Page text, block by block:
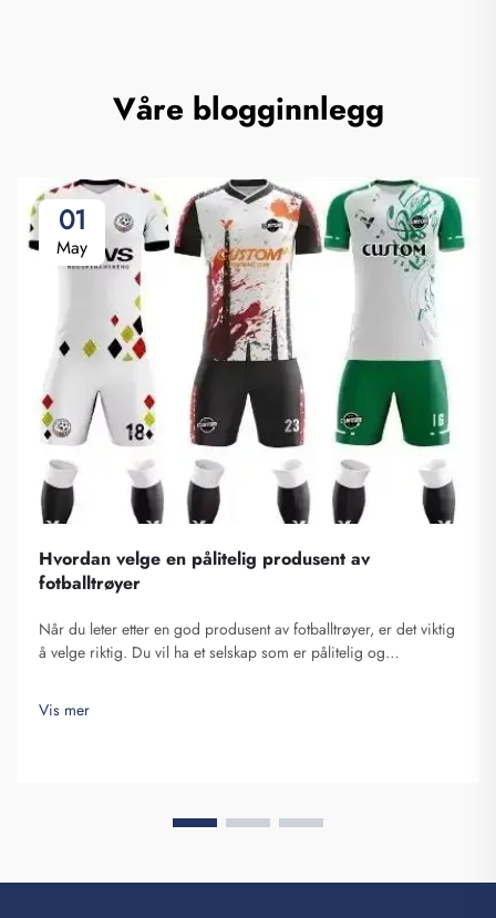
Våre blogginnlegg
01
May
Hvordan velge en pålitelig produsent av
fotballtrøyer
Når du leter etter en god produsent av fotballtrøyer, er det viktig
å velge riktig. Du vil ha et selskap som er pålitelig og
fotballtrøyer som er...
Vis mer